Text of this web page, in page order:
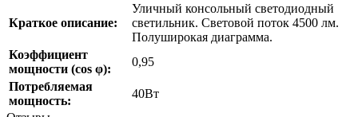
Краткое описание:
Уличный консольный светодиодный
светильник. Световой поток 4500 лм.
Полуширокая диаграмма.
Коэффициент
мощности (cos φ):
0,95
Потребляемая
мощность:
40Вт